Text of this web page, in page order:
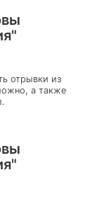
отрывки из
а также